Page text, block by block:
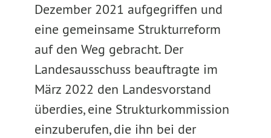
Dezember 2021 aufgegriffen und
eine gemeinsame Strukturreform
auf den Weg gebracht. Der
Landesausschuss beauftragte im
März 2022 den Landesvorstand
überdies, eine Strukturkommission
einzuberufen, die ihn bei der